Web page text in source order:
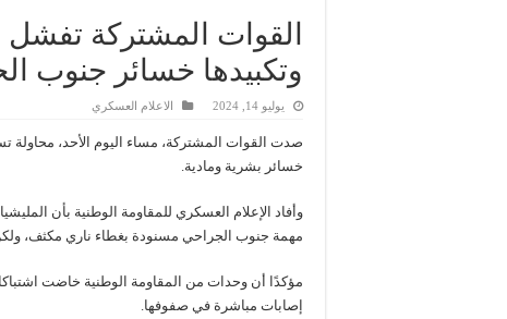
القوات المشتركة
وتكبيدها خسائر جنوب
يوليو 14, 2024 الاعلام العسكري
صدت القوات المشتركة، مساء اليوم الأحد، محاولة
خسائر بشرية ومادية.
وأفاد الإعلام العسكري للمقاومة الوطنية بأن
مهمة جنوب الجراحي مسنودة بغطاء ناري مكثف،
مؤكدًا أن وحدات من المقاومة الوطنية خاضت
إصابات مباشرة في صفوفها.